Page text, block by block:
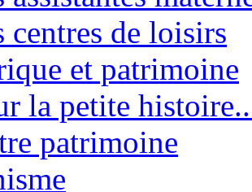
centres de loisirs
et patrimoine
la petite
patrimoine